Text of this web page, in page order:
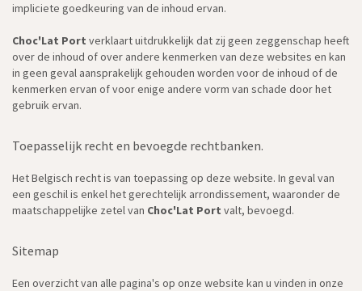
impliciete goedkeuring van de inhoud ervan.
Choc'Lat Port verklaart uitdrukkelijk dat zij geen zeggenschap heeft
over de inhoud of over andere kenmerken van deze websites en kan
in geen geval aansprakelijk gehouden worden voor de inhoud of de
kenmerken ervan of voor enige andere vorm van schade door het
gebruik ervan.
Toepasselijk recht en bevoegde rechtbanken.
Het Belgisch recht is van toepassing op deze website. In geval van
een geschil is enkel het gerechtelijk arrondissement, waaronder de
maatschappelijke zetel van Choc'Lat Port valt, bevoegd.
Sitemap
Een overzicht van alle pagina's op onze website kan u vinden in onze